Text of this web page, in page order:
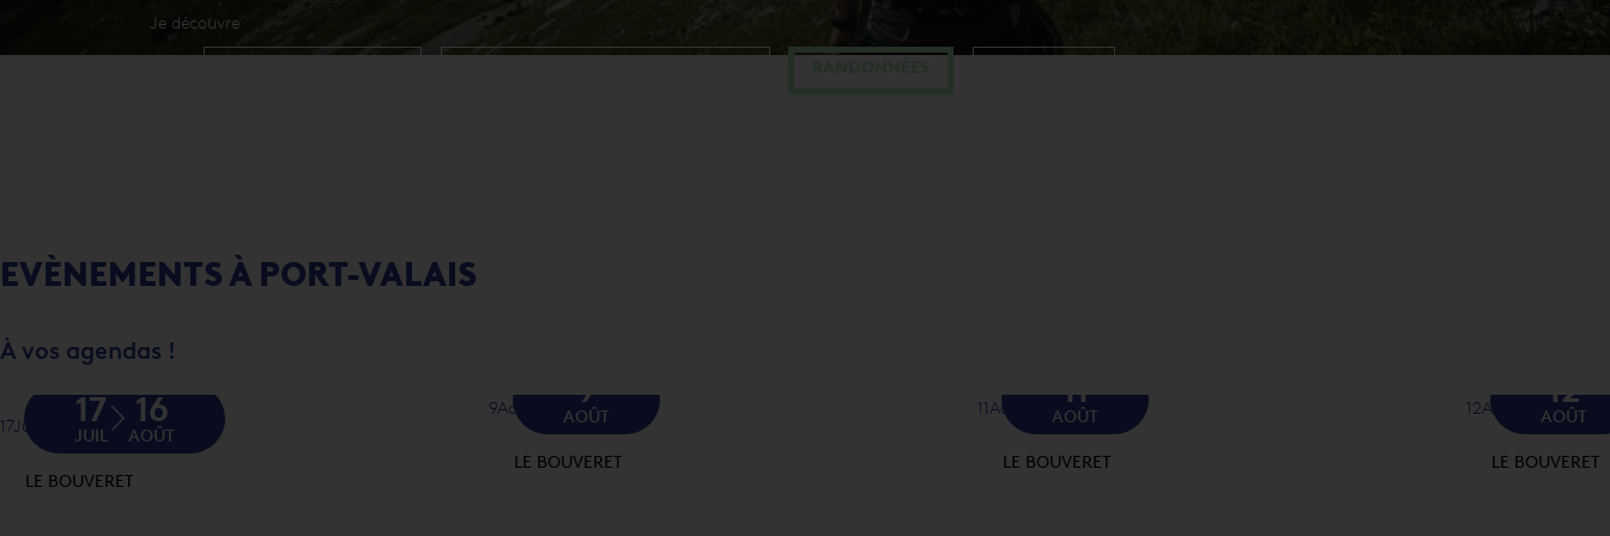
Je découvre
EVÈNEMENTS À PORT-VALAIS
À vos agendas !
17
JUIL
16
AOÛT
LE BOUVERET
17Juil 16Août
9
AOÛT
LE BOUVERET
9Août 11
AOÛT
LE BOUVERET
11Août 12
AOÛT
LE BOUVERET
12Août